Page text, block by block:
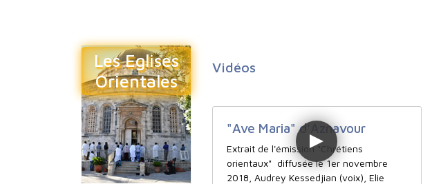
Les Eglises
Orientales
Vidéos
"Ave Maria" d'Aznavour
Extrait de l'émission "Chrétiens
orientaux" diffusée le 1er novembre
2018, Audrey Kessedjian (voix), Elie